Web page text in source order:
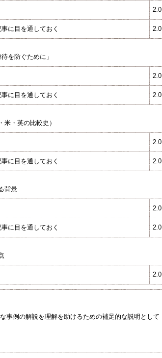
2.0
に目を通しておく 2.0
を防ぐために」
2.0
に目を通しておく 2.0
米・英の比較史）
2.0
に目を通しておく 2.0
背景
2.0
に目を通しておく 2.0
2.0
事例の解説を理解を助けるための補足的な説明として